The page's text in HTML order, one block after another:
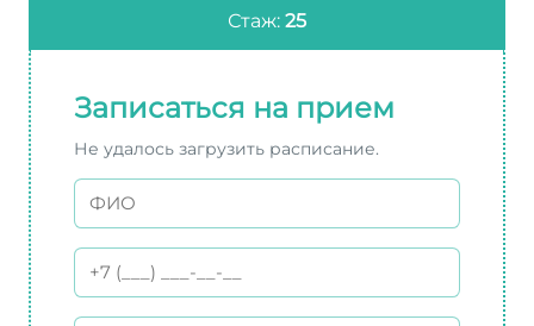
Стаж: 25
Записаться на прием
Не удалось загрузить расписание.